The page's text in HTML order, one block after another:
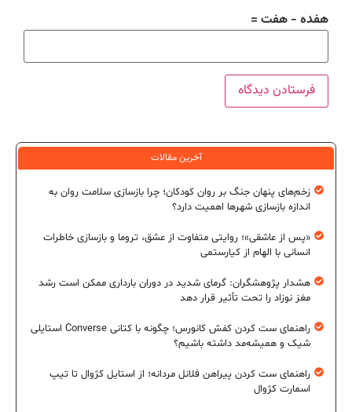
هفده − هفت =
آخرین مقالات
زخم‌های پنهان جنگ بر روان کودکان؛ چرا بازسازی سلامت روان به
اندازه بازسازی شهرها اهمیت دارد؟
«پس از عاشقی»؛ روایتی متفاوت از عشق، تروما و بازسازی خاطرات
انسانی با الهام از کیارستمی
هشدار پژوهشگران: گرمای شدید در دوران بارداری ممکن است رشد
مغز نوزاد را تحت تأثیر قرار دهد
راهنمای ست کردن کفش کانورس؛ چگونه با کتانی Converse استایلی
شیک و همیشه‌مد داشته باشیم؟
راهنمای ست کردن پیراهن فلانل مردانه؛ از استایل کژوال تا تیپ
اسمارت کژوال